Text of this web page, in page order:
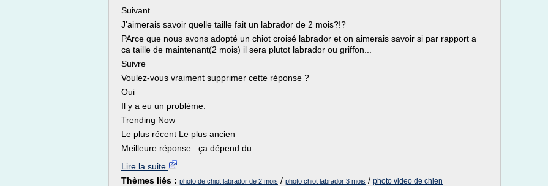
Suivant
J'aimerais savoir quelle taille fait un labrador de 2 mois?!?
PArce que nous avons adopté un chiot croisé labrador et on aimerais savoir si par rapport a
ca taille de maintenant(2 mois) il sera plutot labrador ou griffon...
Suivre
Voulez-vous vraiment supprimer cette réponse ?
Oui
Il y a eu un problème.
Trending Now
Le plus récent Le plus ancien
Meilleure réponse: ça dépend du...
Lire la suite
Thèmes liés : photo de chiot labrador de 2 mois / photo chiot labrador 3 mois / photo video de chien